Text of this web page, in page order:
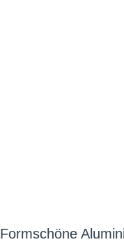
Formschöne